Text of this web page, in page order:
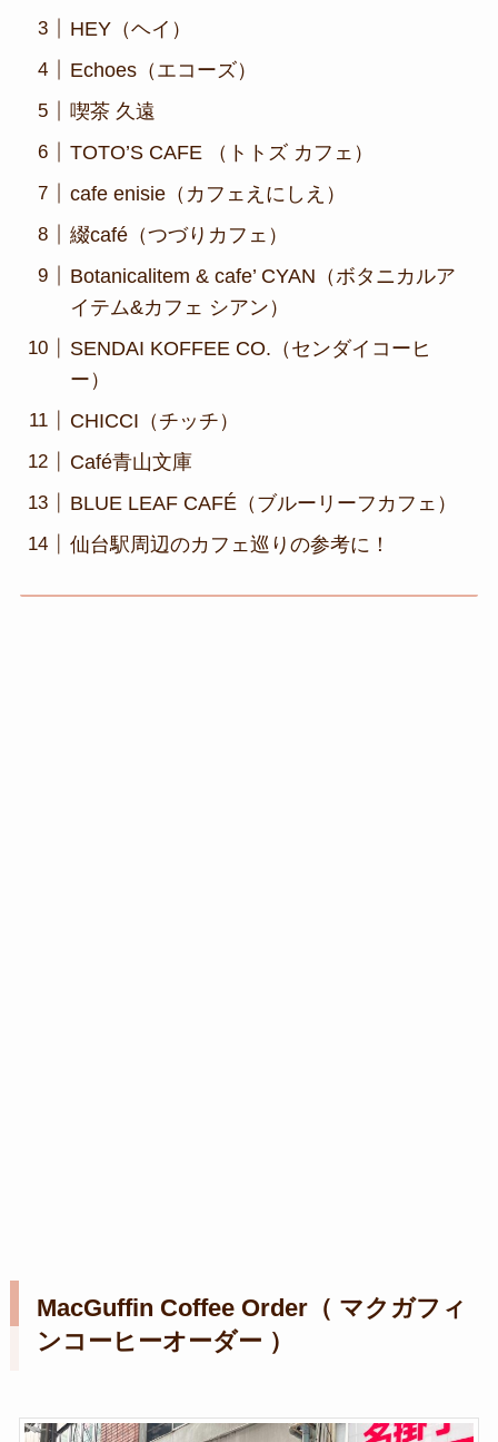
HEY（ヘイ）
Echoes（エコーズ）
喫茶 久遠
TOTO’S CAFE （トトズ カフェ）
cafe enisie（カフェえにしえ）
綴café（つづりカフェ）
Botanicalitem & cafe’ CYAN（ボタニカルア
イテム&カフェ シアン）
SENDAI KOFFEE CO.（センダイコーヒ
ー）
CHICCI（チッチ）
Café青山文庫
BLUE LEAF CAFÉ（ブルーリーフカフェ）
仙台駅周辺のカフェ巡りの参考に！
MacGuffin Coffee Order（ マクガフィ
ンコーヒーオーダー ）